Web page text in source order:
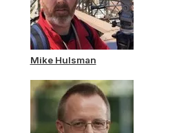
Mike Hulsman